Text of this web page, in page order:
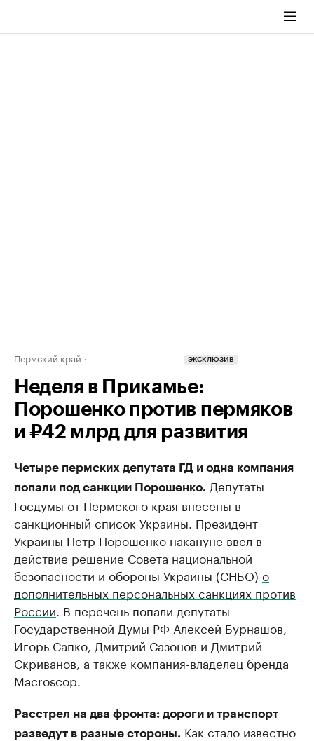
Пермский край ЭКСКЛЮЗИВ
Неделя в Прикамье:
Порошенко против пермяков
и ₽42 млрд для развития
Четыре пермских депутата ГД и одна компания
попали под санкции Порошенко. Депутаты
Госдумы от Пермского края внесены в
санкционный список Украины. Президент
Украины Петр Порошенко накануне ввел в
действие решение Совета национальной
безопасности и обороны Украины (СНБО) о
дополнительных персональных санкциях против
России . В перечень попали депутаты
Государственной Думы РФ Алексей Бурнашов,
Игорь Сапко, Дмитрий Сазонов и Дмитрий
Скриванов, а также компания-владелец бренда
Macroscop.
Расстрел на два фронта: дороги и транспорт
разведут в разные стороны. Как стало известно